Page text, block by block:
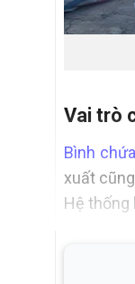
Vai trò
Bình
xuất
Hệ thống